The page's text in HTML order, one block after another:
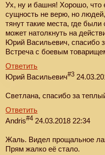
Ух, ну и башня! Хорошо, что
сущность не верю, но
тянут такие места, где
может натолкнуть на
Юрий Васильевич, спасибо
Встреча с боевым
Ответить
Юрий Васильевич#3
Светлана, спасибо за
Ответить
Andris#4 24.03.2018 22:34
Жаль. Видел прощальное
Прям жалко её стало.